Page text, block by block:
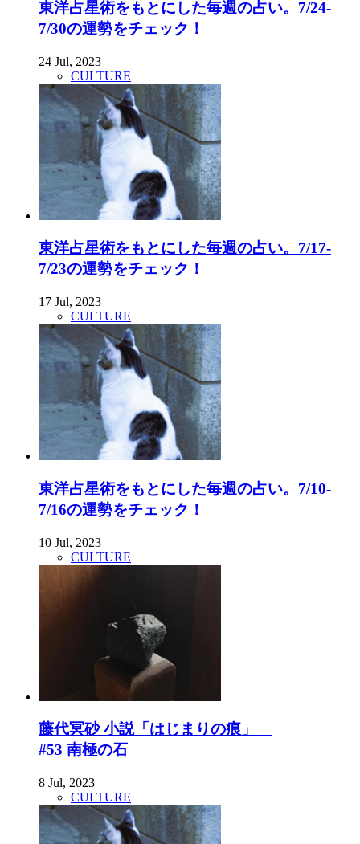
東洋占星術をもとにした毎週の占い。7/24-
7/30の運勢をチェック！
24 Jul, 2023
CULTURE
東洋占星術をもとにした毎週の占い。7/17-
7/23の運勢をチェック！
17 Jul, 2023
CULTURE
東洋占星術をもとにした毎週の占い。7/10-
7/16の運勢をチェック！
10 Jul, 2023
CULTURE
藤代冥砂 小説「はじまりの痕」
#53 南極の石
8 Jul, 2023
CULTURE